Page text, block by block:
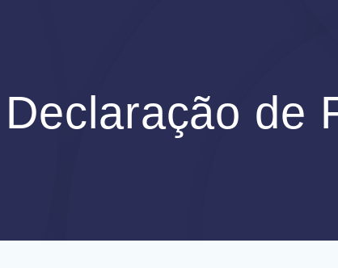
Declaração de